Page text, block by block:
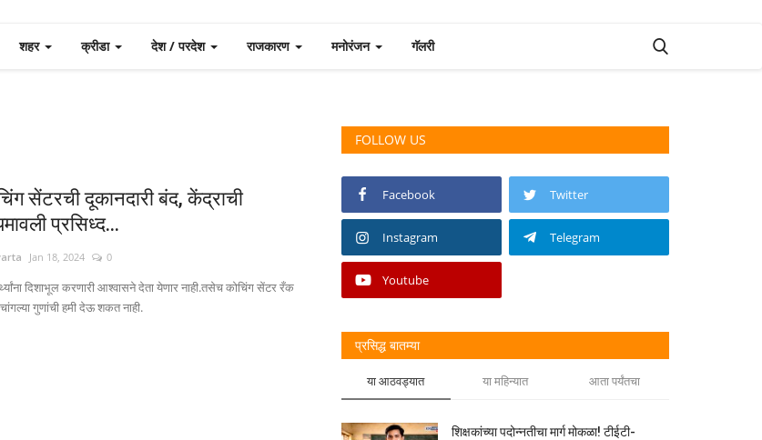
शहर क्रीडा देश / परदेश राजकारण मनोरंजन गॅलरी
सेंटरची दूकानदारी बंद, केंद्राची
प्रसिध्द...
Jan 18, 2024 0
दिशाभूल करणारी आश्वासने देता येणार नाही.तसेच कोचिंग सेंटर रँक
गुणांची हमी देऊ शकत नाही.
FOLLOW US
Facebook Twitter
Instagram Telegram
Youtube
प्रसिद्ध बातम्या
या आठवड्यात या महिन्यात आता पर्यंतचा
शिक्षकांच्या पदोन्नतीचा मार्ग मोकळा! टीईटी-